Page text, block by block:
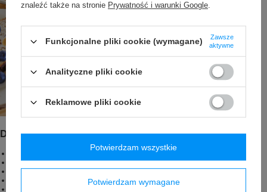
Dodatkowe zalety modelu Contigo Byron
Bezproblemowa obsługa 1 ręką.
Podwójne stalowe ścianki izolowane próżniowo.
Mocna, odporna na uszkodzenia mechaniczne stal nierdzewna.
Jednoczęściowa nakrętka bez luźnych części, które można by zgubić.
znaleźć także na stronie Prywatność i warunki Google.
Funkcjonalne pliki cookie (wymagane)
Zawsze
aktywne
Analityczne pliki cookie
Reklamowe pliki cookie
Potwierdzam wymagane
Potwierdzam wszystkie